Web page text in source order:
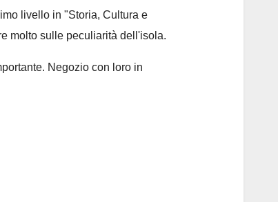
livello in "Storia, Cultura e
molto sulle peculiarità dell'isola.
Negozio con loro in